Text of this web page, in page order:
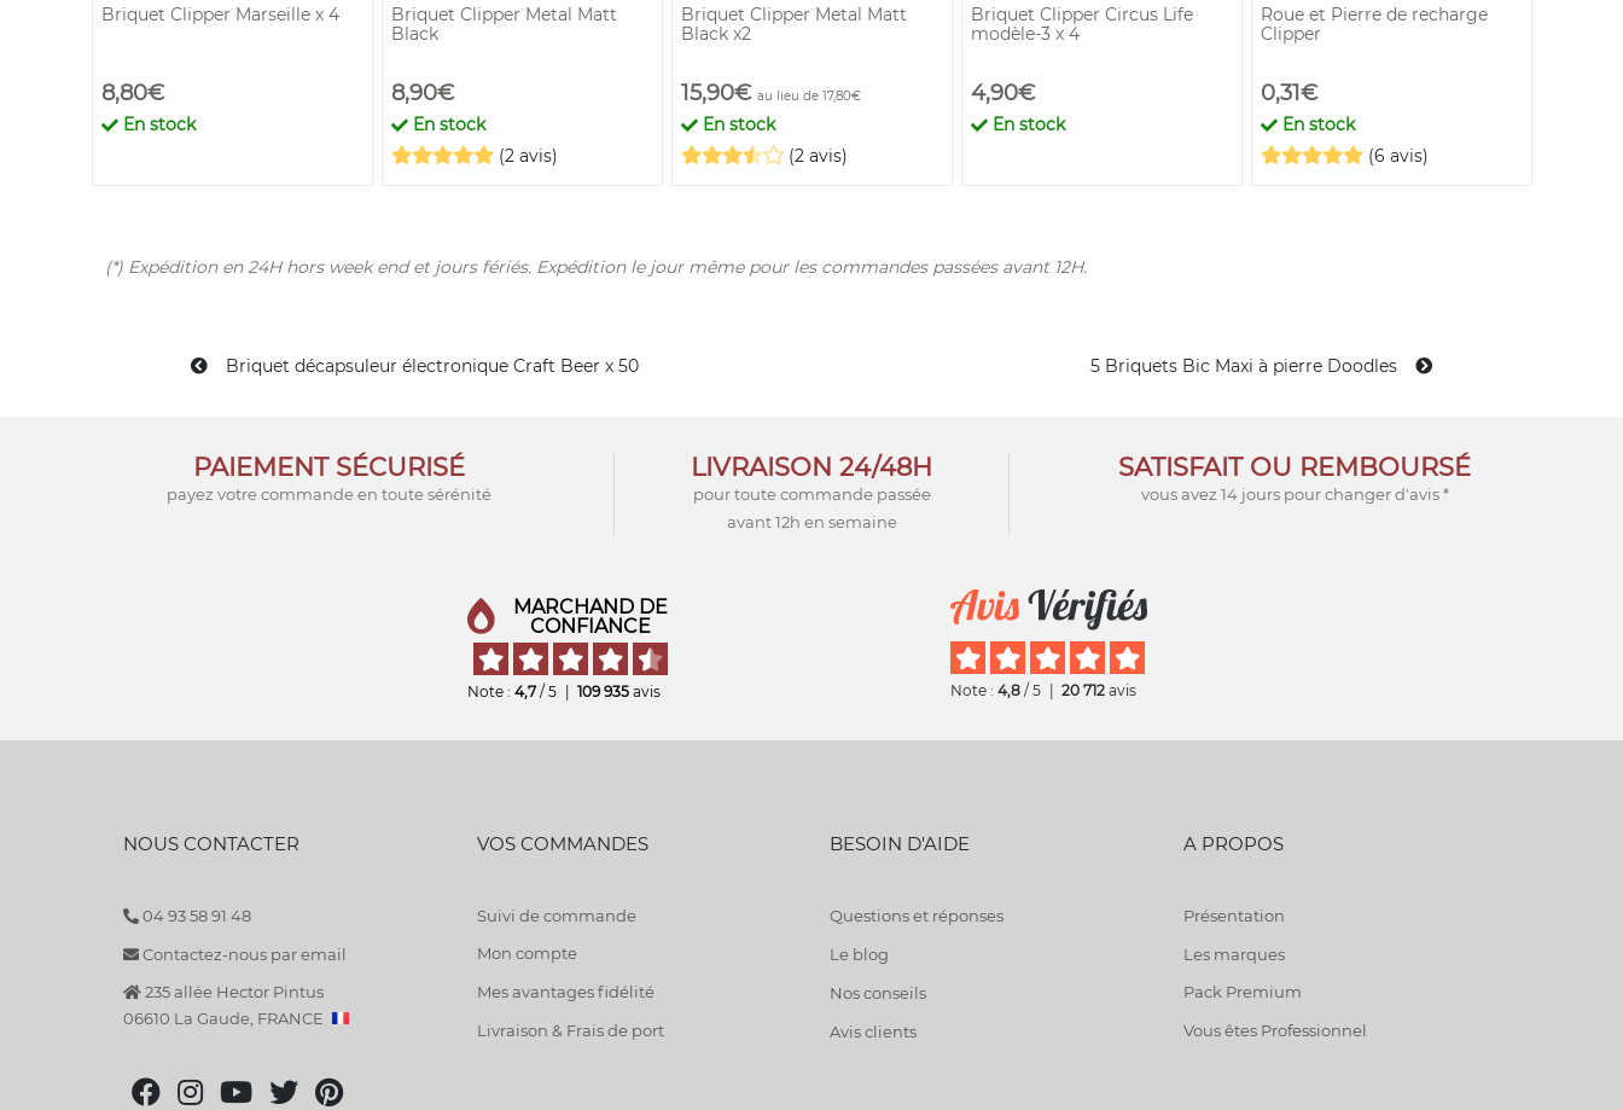
Briquet Clipper Marseille x 4
8,80€
En stock
Briquet Clipper Metal Matt
Black
8,90€
En stock
(2 avis)
Briquet Clipper Metal Matt
Black x2
15,90€ au lieu de 17,80€
En stock
(2 avis)
Briquet Clipper Circus Life
modèle-3 x 4
4,90€
En stock
Roue et Pierre de recharge
Clipper
0,31€
En stock
(6 avis)
(*) Expédition en 24H hors week end et jours fériés. Expédition le jour même pour les commandes passées avant 12H.
Briquet décapsuleur électronique Craft Beer x 50 5 Briquets Bic Maxi à pierre Doodles
PAIEMENT SÉCURISÉ
payez votre commande en toute sérénité
LIVRAISON 24/48H
pour toute commande passée
avant 12h en semaine
SATISFAIT OU REMBOURSÉ
vous avez 14 jours pour changer d'avis *
MARCHAND DE
CONFIANCE
Note : 4,7 / 5 109 935 avis Note : 4,8 / 5 20 712 avis
NOUS CONTACTER
04 93 58 91 48
Contactez-nous par email
235 allée Hector Pintus
06610 La Gaude, FRANCE
VOS COMMANDES
Suivi de commande
Mon compte
Mes avantages fidélité
Livraison & Frais de port
BESOIN D'AIDE
Questions et réponses
Le blog
Nos conseils
Avis clients
A PROPOS
Présentation
Les marques
Pack Premium
Vous êtes Professionnel